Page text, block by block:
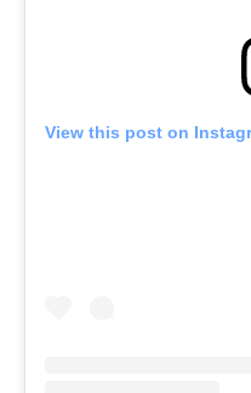
View this post on